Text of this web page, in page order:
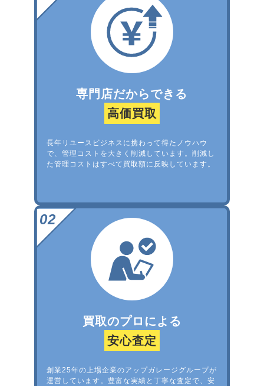
専門店だからできる
高価買取
長年リユースビジネスに携わって得たノウハウ
で、管理コストを大きく削減しています。削減し
た管理コストはすべて買取額に反映しています。
買取のプロによる
安心査定
創業25年の上場企業のアップガレージグループが
運営しています。豊富な実績と丁寧な査定で、安